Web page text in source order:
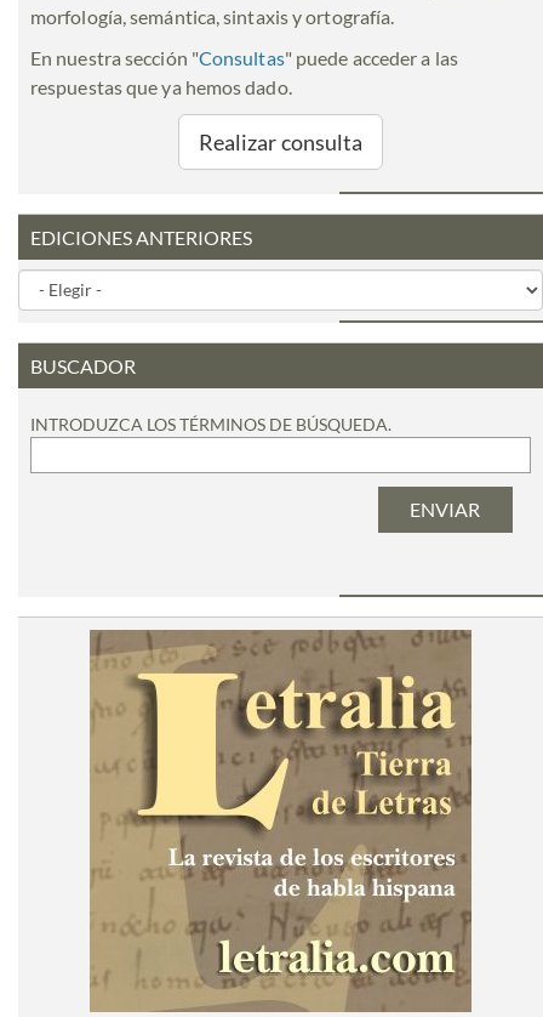
morfología, semántica, sintaxis y ortografía.
En nuestra sección "Consultas" puede acceder a las
respuestas que ya hemos dado.
Realizar consulta
EDICIONES ANTERIORES
BUSCADOR
INTRODUZCA LOS TÉRMINOS DE BÚSQUEDA.